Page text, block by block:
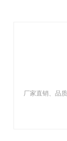
厂家直销、品